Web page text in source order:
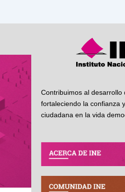
Contribuimos al desarrollo
fortaleciendo la confianza
ciudadana en la vida